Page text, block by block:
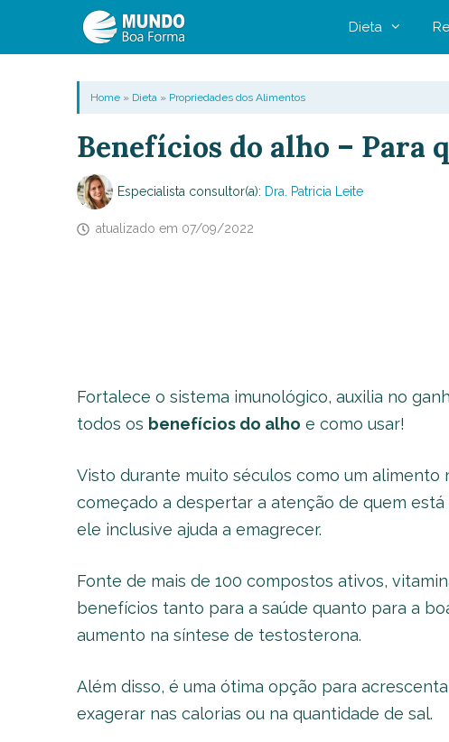
Dieta
Home» Dieta» Propriedades dos Alimentos
Benefícios do alho – Para
Especialista consultor(a): Dra. Patricia Leite
atualizado em 07/09/2022
Fortalece o sistema imunológico, auxilia no
todos os benefícios do alho e como usar!
Visto durante muito séculos como um
começado a despertar a atenção de quem
ele inclusive ajuda a emagrecer.
Fonte de mais de 100 compostos ativos,
benefícios tanto para a saúde quanto para a
aumento na síntese de testosterona.
Além disso, é uma ótima opção para
exagerar nas calorias ou na quantidade de sal.